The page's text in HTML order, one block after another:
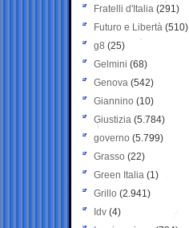
Fratelli d'Italia (291)
Futuro e Libertà (510)
g8 (25)
Gelmini (68)
Genova (542)
Giannino (10)
Giustizia (5.784)
governo (5.799)
Grasso (22)
Green Italia (1)
Grillo (2.941)
Idv (4)